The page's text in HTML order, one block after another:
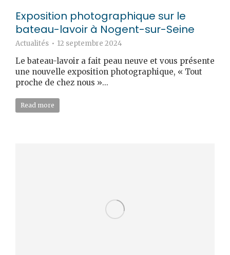
Exposition photographique sur le
bateau-lavoir à Nogent-sur-Seine
Actualités 12 septembre 2024
Le bateau-lavoir a fait peau neuve et vous présente
une nouvelle exposition photographique, « Tout
proche de chez nous »...
Read more